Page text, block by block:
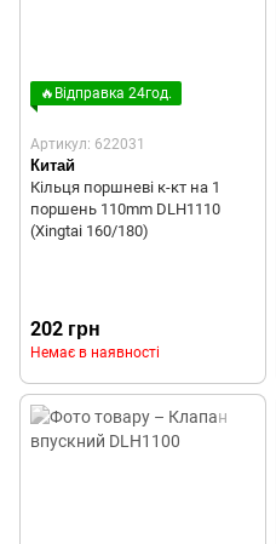
🔥Відправка 24год.
Артикул: 622031
Китай
Кільця поршневі к-кт на 1
поршень 110mm DLH1110
(Xingtai 160/180)
202 грн
Немає в наявності